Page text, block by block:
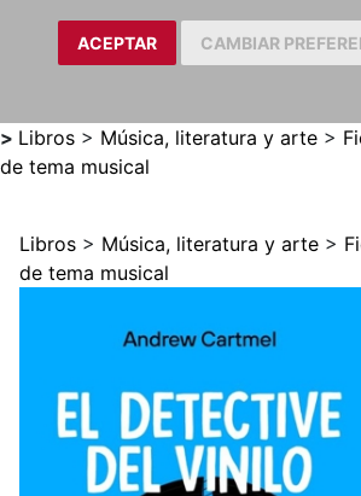
ACEPTAR CAMBIAR
> Libros > Música, literatura y arte >
de tema musical
Libros > Música, literatura y arte >
de tema musical